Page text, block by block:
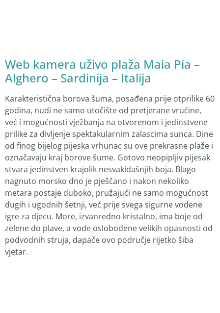
Web kamera uživo plaža Maia Pia –
Alghero – Sardinija – Italija
Karakteristična borova šuma, posađena prije otprilike 60
godina, nudi ne samo utočište od pretjerane vrućine,
već i mogućnosti vježbanja na otvorenom i jedinstvene
prilike za divljenje spektakularnim zalascima sunca. Dine
od finog bijelog pijeska vrhunac su ove prekrasne plaže i
označavaju kraj borove šume. Gotovo neopipljiv pijesak
stvara jedinstven krajolik nesvakidašnjih boja. Blago
nagnuto morsko dno je pješčano i nakon nekoliko
metara postaje duboko, pružajući ne samo mogućnost
dugih i ugodnih šetnji, već prije svega sigurne vodene
igre za djecu. More, izvanredno kristalno, ima boje od
zelene do plave, a vode oslobođene velikih opasnosti od
podvodnih struja, dapače ovo područje rijetko šiba
vjetar.